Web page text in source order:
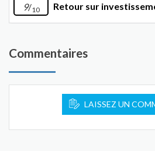
9/10 Retour sur
Commentaires
LAISSEZ UN